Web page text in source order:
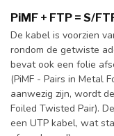
PiMF + FTP = S/
De kabel is voorzien
rondom de getwiste
bevat ook een folie
(PiMF - Pairs in Metal
aanwezig zijn, wordt
Foiled Twisted Pair).
een UTP kabel, wat